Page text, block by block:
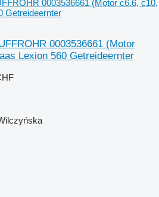
0003536661 (Motor
Lexion 560 Getreideernter